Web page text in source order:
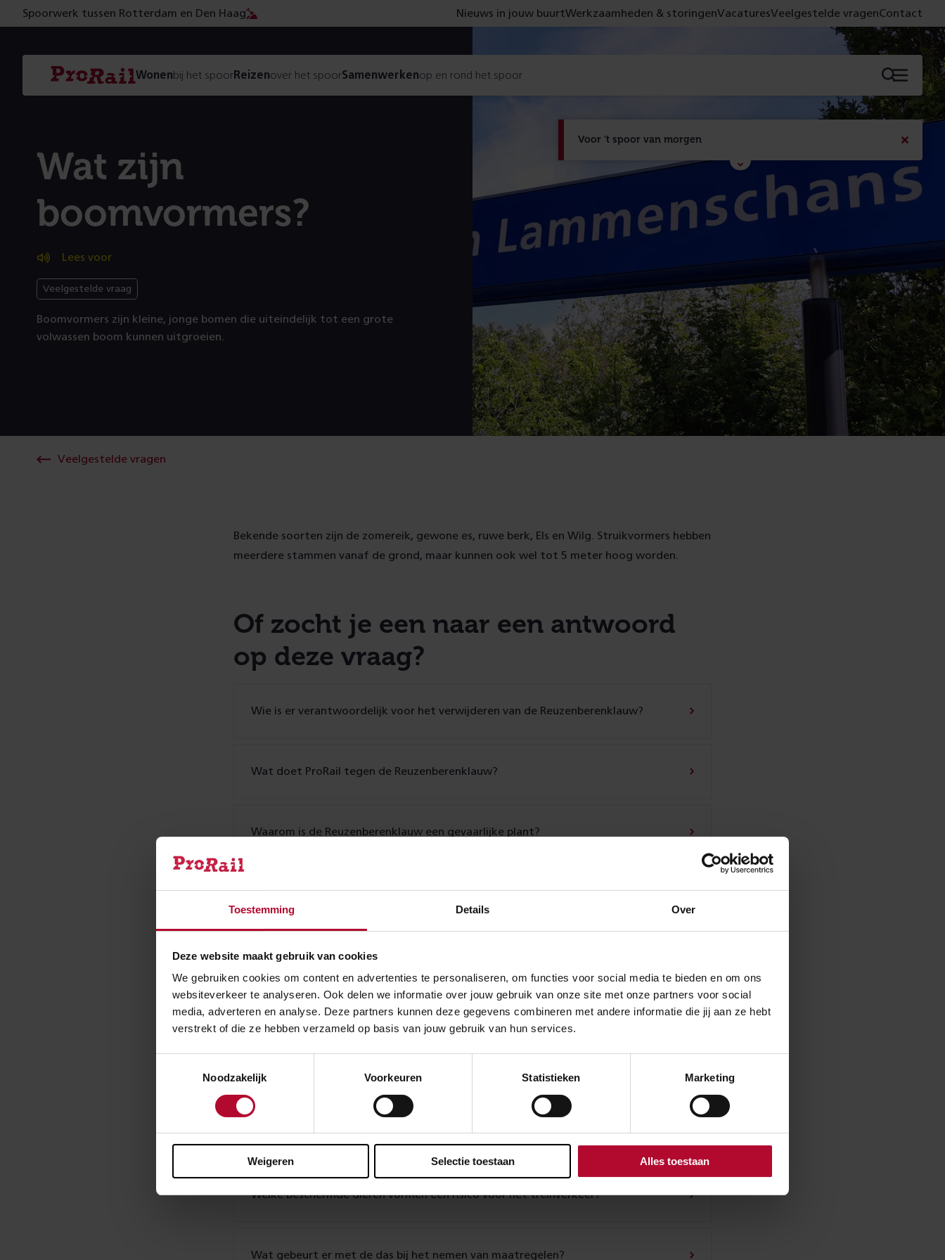
Toestemming Details Over
Deze website maakt gebruik van cookies
We gebruiken cookies om content en advertenties te personaliseren, om functies voor social media te bieden en om ons
websiteverkeer te analyseren. Ook delen we informatie over jouw gebruik van onze site met onze partners voor social
media, adverteren en analyse. Deze partners kunnen deze gegevens combineren met andere informatie die jij aan ze hebt
verstrekt of die ze hebben verzameld op basis van jouw gebruik van hun services.
Noodzakelijk
Voorkeuren Statistieken Marketing
Weigeren Selectie toestaan Alles toestaan
Voor 't spoor van morgen
Met de campagne 'Voor 't spoor naar morgen' laten
we zien wat er vandaag gebeurt en wat dat -
figuurlijk gezien - morgen oplevert.
sluiten
Spoorwerk tussen Rotterdam en Den Haag Nieuws in jouw buurtWerkzaamheden & storingenVacaturesVeelgestelde vragenContact
Navigatie
Homepage
ProRail
Wonenbij het spoorReizenover het spoorSamenwerkenop en rond het spoor Menu
Wat zijn
boomvormers?
Lees voor
Veelgestelde vraag
Boomvormers zijn kleine, jonge bomen die uiteindelijk tot een grote
volwassen boom kunnen uitgroeien.
Veelgestelde vragen
Bekende soorten zijn de zomereik, gewone es, ruwe berk, Els en Wilg. Struikvormers hebben
meerdere stammen vanaf de grond, maar kunnen ook wel tot 5 meter hoog worden.
Of zocht je een naar een antwoord
op deze vraag?
Wie is er verantwoordelijk voor het verwijderen van de Reuzenberenklauw?
Wat doet ProRail tegen de Reuzenberenklauw?
Waarom is de Reuzenberenklauw een gevaarlijke plant?
Wat is de Reuzenberenklauw?
Is de Japanse duizendknoop gevaarlijk voor het treinverkeer?
Wie is er verantwoordelijk voor het verwijderen van de Japanse duizendknoop?
Wat doet ProRail tegen de Japanse duizendknoop?
Wat is de Japanse duizenknoop?
Welke beschermde dieren vormen een risico voor het treinverkeer?
Wat gebeurt er met de das bij het nemen van maatregelen?